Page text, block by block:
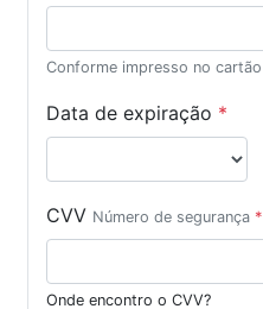
Conforme impresso no cartão
Data de expiração *
CVV Número de segurança *
Onde encontro o CVV?